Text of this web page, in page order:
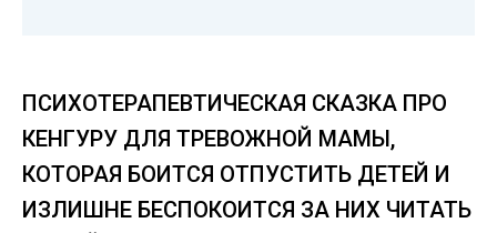
ПСИХОТЕРАПЕВТИЧЕСКАЯ СКАЗКА ПРО
КЕНГУРУ ДЛЯ ТРЕВОЖНОЙ МАМЫ,
КОТОРАЯ БОИТСЯ ОТПУСТИТЬ ДЕТЕЙ И
ИЗЛИШНЕ БЕСПОКОИТСЯ ЗА НИХ ЧИТАТЬ